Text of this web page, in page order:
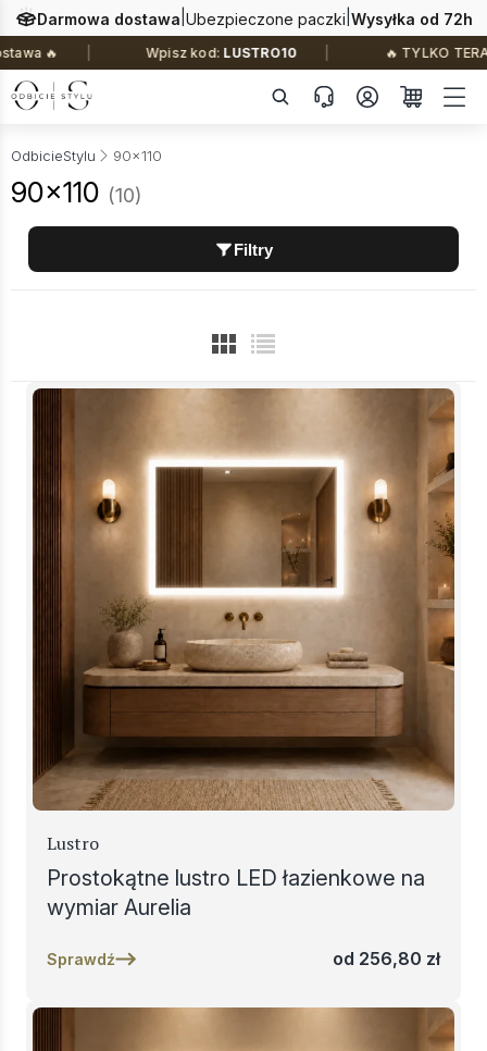
Darmowa dostawa Ubezpieczone paczki Wysyłka od 72h
Wpisz kod: LUSTRO10 🔥 TYLKO TERAZ: –10% na
OdbicieStylu 90x110
90x110 (10)
Filtry
Lustro
Prostokątne lustro LED łazienkowe na
wymiar Aurelia
Sprawdź od 256,80 zł